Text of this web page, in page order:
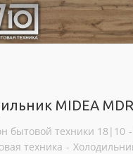
MIDEA
бытовой техники 18|10 -
техника -